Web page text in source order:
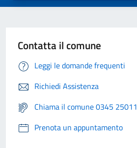
Contatta il comune
Leggi le domande frequenti
Richiedi Assistenza
Chiama il comune 0345 25011
Prenota un appuntamento